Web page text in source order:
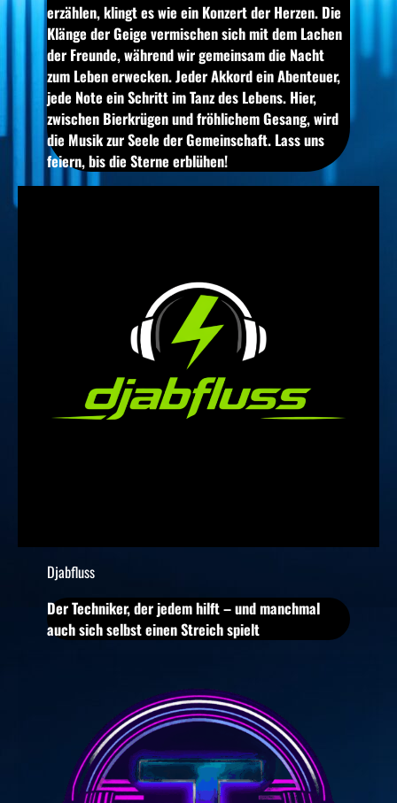
erzählen, klingt es wie ein Konzert der Herzen. Die
Klänge der Geige vermischen sich mit dem Lachen
der Freunde, während wir gemeinsam die Nacht
zum Leben erwecken. Jeder Akkord ein Abenteuer,
jede Note ein Schritt im Tanz des Lebens. Hier,
zwischen Bierkrügen und fröhlichem Gesang, wird
die Musik zur Seele der Gemeinschaft. Lass uns
feiern, bis die Sterne erblühen!
Djabfluss
Der Techniker, der jedem hilft – und manchmal
auch sich selbst einen Streich spielt